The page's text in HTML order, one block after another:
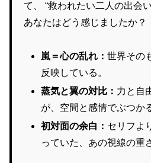
て、 “救われたい二人の出会
あなたはどう感じましたか？
嵐＝心の乱れ：世界その
反映している。
蒸気と翼の対比： 力と自
が、空間と感情でぶつか
初対面の余白： セリフよ
っていた、あの視線の重